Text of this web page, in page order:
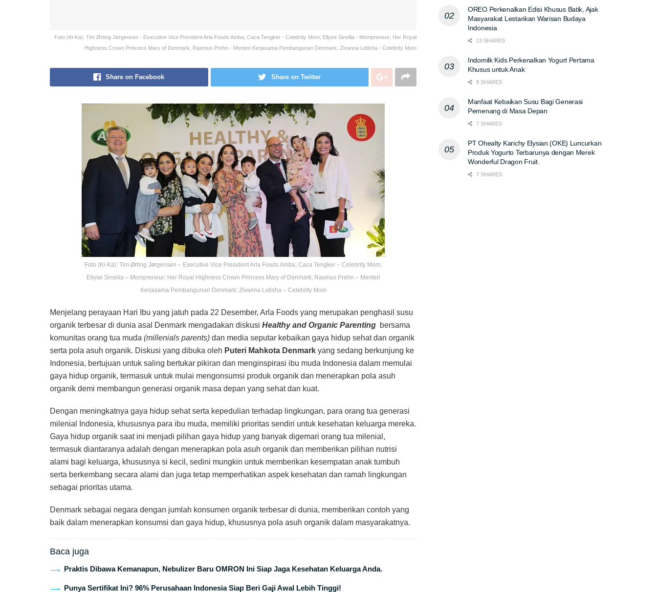
Foto (Ki-Ka): Tim Ørting Jørgensen - Executive Vice President Arla Foods Amba; Caca Tengker - Celebrity Mom; Ellyse Sinsilia - Mompreneur; Her Royal
Highness Crown Princess Mary of Denmark; Rasmus Prehn - Menteri Kerjasama Pembangunan Denmark; Zivanna Letisha - Celebrity Mom
Share on Facebook Share on Twitter
Foto (Ki-Ka): Tim Ørting Jørgensen – Executive Vice President Arla Foods Amba; Caca Tengker – Celebrity Mom;
Ellyse Sinsilia – Mompreneur; Her Royal Highness Crown Princess Mary of Denmark; Rasmus Prehn – Menteri
Kerjasama Pembangunan Denmark; Zivanna Letisha – Celebrity Mom
Menjelang perayaan Hari Ibu yang jatuh pada 22 Desember, Arla Foods yang merupakan penghasil susu
organik terbesar di dunia asal Denmark mengadakan diskusi Healthy and Organic Parenting bersama
komunitas orang tua muda (millenials parents) dan media seputar kebaikan gaya hidup sehat dan organik
serta pola asuh organik. Diskusi yang dibuka oleh Puteri Mahkota Denmark yang sedang berkunjung ke
Indonesia, bertujuan untuk saling bertukar pikiran dan menginspirasi ibu muda Indonesia dalam memulai
gaya hidup organik, termasuk untuk mulai mengonsumsi produk organik dan menerapkan pola asuh
organik demi membangun generasi organik masa depan yang sehat dan kuat.
Dengan meningkatnya gaya hidup sehat serta kepedulian terhadap lingkungan, para orang tua generasi
milenial Indonesia, khususnya para ibu muda, memiliki prioritas sendiri untuk kesehatan keluarga mereka.
Gaya hidup organik saat ini menjadi pilihan gaya hidup yang banyak digemari orang tua milenial,
termasuk diantaranya adalah dengan menerapkan pola asuh organik dan memberikan pilihan nutrisi
alami bagi keluarga, khususnya si kecil, sedini mungkin untuk memberikan kesempatan anak tumbuh
serta berkembang secara alami dan juga tetap memperhatikan aspek kesehatan dan ramah lingkungan
sebagai prioritas utama.
Denmark sebagai negara dengan jumlah konsumen organik terbesar di dunia, memberikan contoh yang
baik dalam menerapkan konsumsi dan gaya hidup, khususnya pola asuh organik dalam masyarakatnya.
Baca juga
Praktis Dibawa Kemanapun, Nebulizer Baru OMRON Ini Siap Jaga Kesehatan Keluarga Anda.
Punya Sertifikat Ini? 96% Perusahaan Indonesia Siap Beri Gaji Awal Lebih Tinggi!
OREO Perkenalkan Edisi Khusus Batik, Ajak
Masyarakat Lestarikan Warisan Budaya
Indonesia
13 SHARES
Indomilk Kids Perkenalkan Yogurt Pertama
Khusus untuk Anak
8 SHARES
Manfaat Kebaikan Susu Bagi Generasi
Pemenang di Masa Depan
7 SHARES
PT Ohealty Karichy Elysian (OKE) Luncurkan
Produk Yogurto Terbarunya dengan Merek
Wonderful Dragon Fruit.
7 SHARES